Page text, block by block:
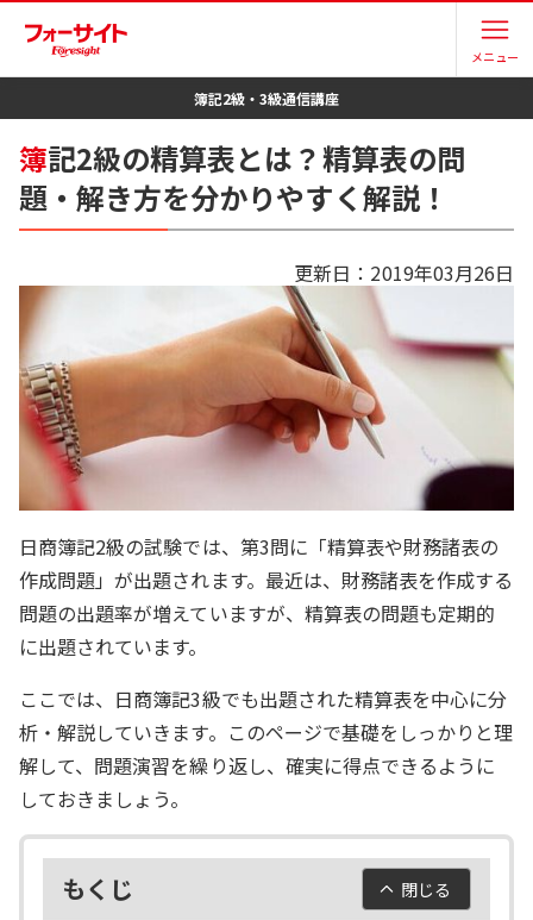
メニュー
簿記2級・3級通信講座
簿記2級の精算表とは？精算表の問
題・解き方を分かりやすく解説！
更新日： 2019年03月26日
日商簿記2級の試験では、第3問に「精算表や財務諸表の
作成問題」が出題されます。最近は、財務諸表を作成する
問題の出題率が増えていますが、精算表の問題も定期的
に出題されています。
ここでは、日商簿記3級でも出題された精算表を中心に分
析・解説していきます。このページで基礎をしっかりと理
解して、問題演習を繰り返し、確実に得点できるように
しておきましょう。
もくじ 閉じる